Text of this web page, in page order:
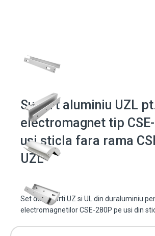
Suport aluminiu UZL
electromagnet tip
usi sticla fara rama
UZL
Set de suporti UZ si UL din duraluminiu
electromagnetilor CSE-280P pe usi din